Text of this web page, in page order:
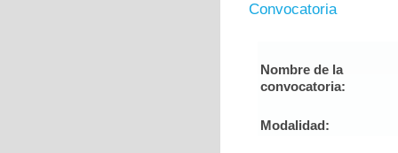
Convocatoria
Nombre de la
convocatoria:
Modalidad: